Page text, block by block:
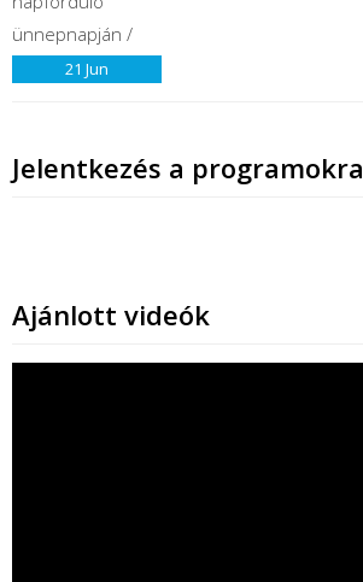
21 Jun
Jelentkezés a programokra
Ajánlott videók